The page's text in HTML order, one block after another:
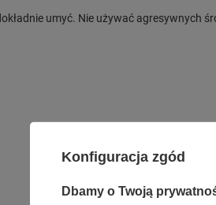
umyć. Nie używać agresywnych
Konfiguracja zgód
Dbamy o Twoją